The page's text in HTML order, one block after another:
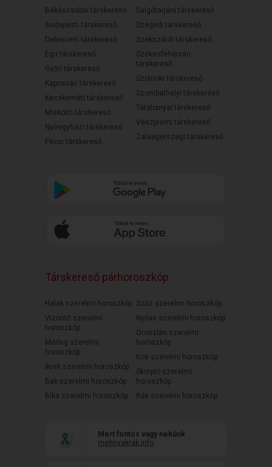
Békéscsabai társkereső
Budapesti társkereső
Debreceni társkereső
Egri társkereső
Győri társkereső
Kaposvári társkereső
Kecskeméti társkereső
Miskolci társkereső
Nyíregyházi társkereső
Pécsi társkereső
Salgótarjáni társkereső
Szegedi társkereső
Szekszárdi társkereső
Székesfehérvári
társkereső
Szolnoki társkereső
Szombathelyi társkereső
Tatabányai társkereső
Veszprémi társkereső
Zalaegerszegi társkereső
Társkereső párhoroszkóp
Halak szerelmi horoszkóp
Vízöntő szerelmi
horoszkóp
Mérleg szerelmi
horoszkóp
Ikrek szerelmi horoszkóp
Bak szerelmi horoszkóp
Bika szerelmi horoszkóp
Szűz szerelmi horoszkóp
Nyilas szerelmi horoszkóp
Oroszlán szerelmi
horoszkóp
Kos szerelmi horoszkóp
Skorpió szerelmi
horoszkóp
Rák szerelmi horoszkóp
Mert fontos vagy nekünk
mehnyakrak.info